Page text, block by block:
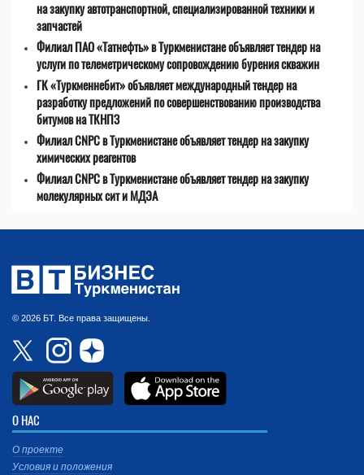
на закупку автотранспортной, специализированной техники и
запчастей
Филиал ПАО «Татнефть» в Туркменистане объявляет тендер на
услуги по телеметрическому сопровождению бурения скважин
ГК «Туркменнебит» объявляет международный тендер на
разработку предложений по совершенствованию производства
битумов на ТКНПЗ
Филиал CNPC в Туркменистане объявляет тендер на закупку
химических реагентов
Филиал CNPC в Туркменистане объявляет тендер на закупку
молекулярных сит и МДЭА
© 2026 БТ. Все права защищены.
О НАС
О проекте
Условия и положения